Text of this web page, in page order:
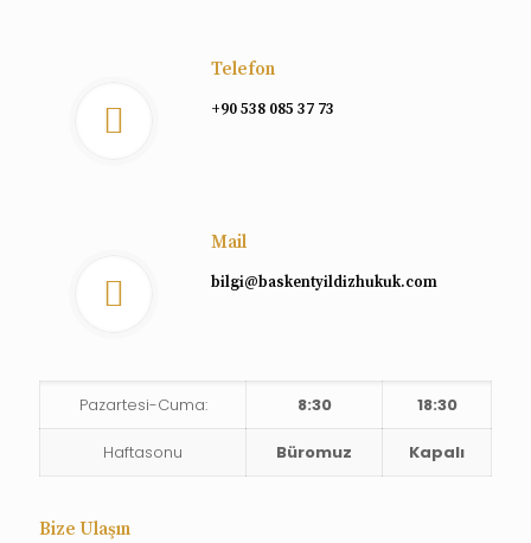
Telefon
+90 538 085 37 73
Mail
bilgi@baskentyildizhukuk.com
Pazartesi-Cuma: 8:30 18:30
Haftasonu Büromuz Kapalı
Bize Ulaşın